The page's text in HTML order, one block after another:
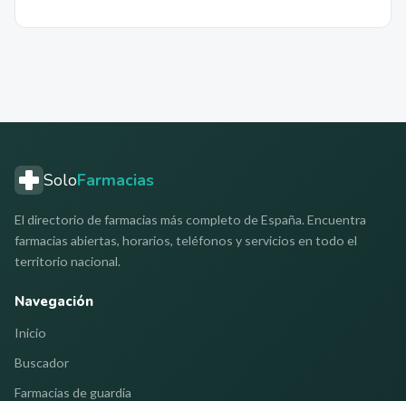
SoloFarmacias
El directorio de farmacias más completo de España. Encuentra
farmacias abiertas, horarios, teléfonos y servicios en todo el
territorio nacional.
Navegación
Inicio
Buscador
Farmacias de guardia